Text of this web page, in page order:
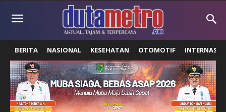
BERITA NASIONAL KESEHATAN OTOMOTIF